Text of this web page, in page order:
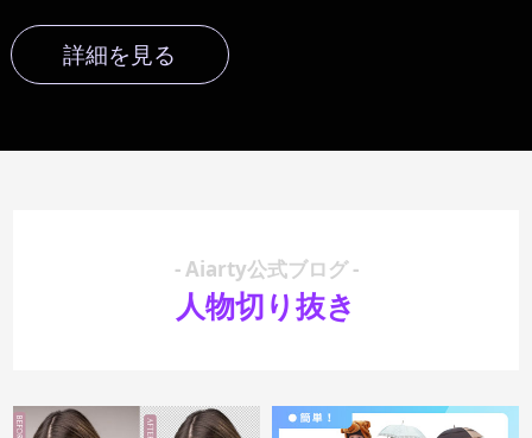
詳細を見る
- Aiarty公式ブログ -
人物切り抜き